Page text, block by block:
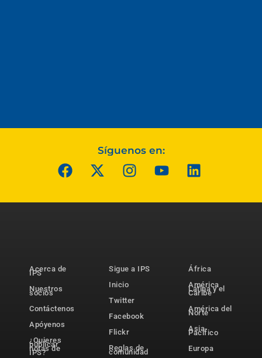
Síguenos en:
Acerca de
IPS
Nuestros
socios
Contáctenos
Apóyenos
¿Quieres
publicar
notas de
IPS?
Sigue a IPS
Inicio
Twitter
Facebook
Flickr
Reglas de
comunidad
África
América
Latina y el
Caribe
América del
Norte
Asia-
Pacífico
Europa